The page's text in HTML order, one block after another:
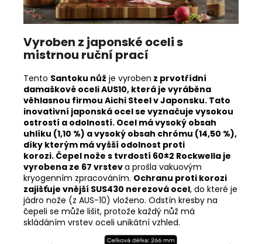
Vyroben z japonské oceli s
mistrnou ruční prací
Tento Santoku nůž je vyroben z prvotřídní
damaškové oceli AUS10, která je vyráběna
věhlasnou firmou Aichi Steel v Japonsku. Tato
inovativní japonská ocel se vyznačuje vysokou
ostrostí a odolností. Ocel má vysoký obsah
uhlíku (1,10 %) a vysoký obsah chrómu (14,50 %),
díky kterým má vyšší odolnost proti
korozi. Čepel nože s tvrdostí 60±2 Rockwella je
vyrobena ze 67 vrsteva prošla vakuovým
kryogenním zpracováním. Ochranu proti korozi
zajišťuje vnější SUS430 nerezová ocel, do které je
jádro nože (z AUS-10) vloženo. Odstín kresby na
čepeli se může lišit, protože každý nůž má
skládáním vrstev oceli unikátní vzhled.